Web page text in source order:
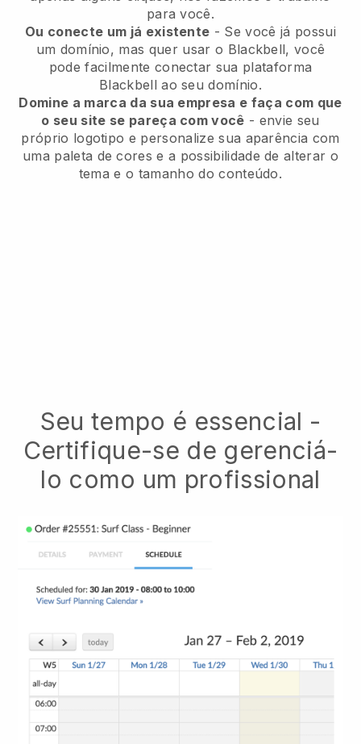
para você.
Ou conecte um já existente - Se você já possui
um domínio, mas quer usar o Blackbell, você
pode facilmente conectar sua plataforma
Blackbell ao seu domínio.
Domine a marca da sua empresa e faça com que
o seu site se pareça com você - envie seu
próprio logotipo e personalize sua aparência com
uma paleta de cores e a possibilidade de alterar o
tema e o tamanho do conteúdo.
Seu tempo é essencial -
Certifique-se de gerenciá-
lo como um profissional